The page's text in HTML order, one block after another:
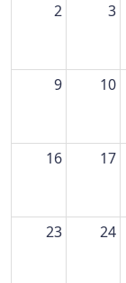
2 3
9 10
16 17
23 24